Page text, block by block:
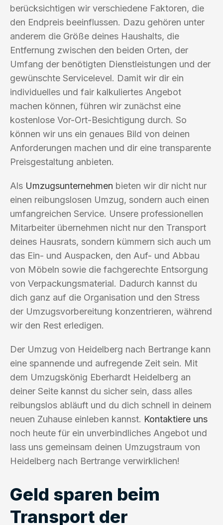
berücksichtigen wir verschiedene Faktoren, die
den Endpreis beeinflussen. Dazu gehören unter
anderem die Größe deines Haushalts, die
Entfernung zwischen den beiden Orten, der
Umfang der benötigten Dienstleistungen und der
gewünschte Servicelevel. Damit wir dir ein
individuelles und fair kalkuliertes Angebot
machen können, führen wir zunächst eine
kostenlose Vor-Ort-Besichtigung durch. So
können wir uns ein genaues Bild von deinen
Anforderungen machen und dir eine transparente
Preisgestaltung anbieten.
Als Umzugsunternehmen bieten wir dir nicht nur
einen reibungslosen Umzug, sondern auch einen
umfangreichen Service. Unsere professionellen
Mitarbeiter übernehmen nicht nur den Transport
deines Hausrats, sondern kümmern sich auch um
das Ein- und Auspacken, den Auf- und Abbau
von Möbeln sowie die fachgerechte Entsorgung
von Verpackungsmaterial. Dadurch kannst du
dich ganz auf die Organisation und den Stress
der Umzugsvorbereitung konzentrieren, während
wir den Rest erledigen.
Der Umzug von Heidelberg nach Bertrange kann
eine spannende und aufregende Zeit sein. Mit
dem Umzugskönig Eberhardt Heidelberg an
deiner Seite kannst du sicher sein, dass alles
reibungslos abläuft und du dich schnell in deinem
neuen Zuhause einleben kannst. Kontaktiere uns
noch heute für ein unverbindliches Angebot und
lass uns gemeinsam deinen Umzugstraum von
Heidelberg nach Bertrange verwirklichen!
Geld sparen beim
Transport der